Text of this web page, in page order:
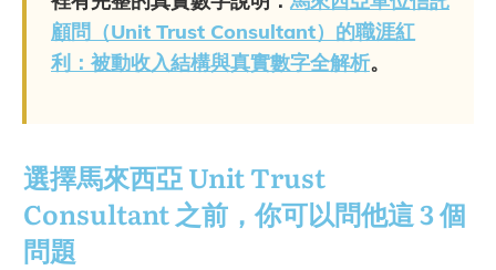
顧問（Unit Trust Consultant）的職涯紅
利：被動收入結構與真實數字全解析。
選擇馬來西亞 Unit Trust
Consultant 之前，你可以問他這 3 個
問題